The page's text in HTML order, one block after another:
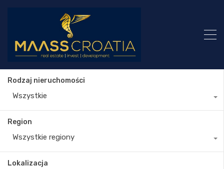
Rodzaj nieruchomości
Wszystkie
Region
Wszystkie regiony
Lokalizacja